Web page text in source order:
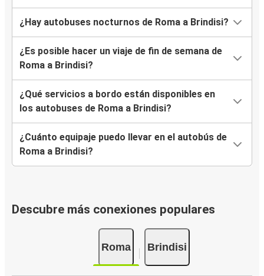
¿Hay autobuses nocturnos de Roma a Brindisi?
¿Es posible hacer un viaje de fin de semana de
Roma a Brindisi?
¿Qué servicios a bordo están disponibles en
los autobuses de Roma a Brindisi?
¿Cuánto equipaje puedo llevar en el autobús de
Roma a Brindisi?
Descubre más conexiones populares
Roma Brindisi